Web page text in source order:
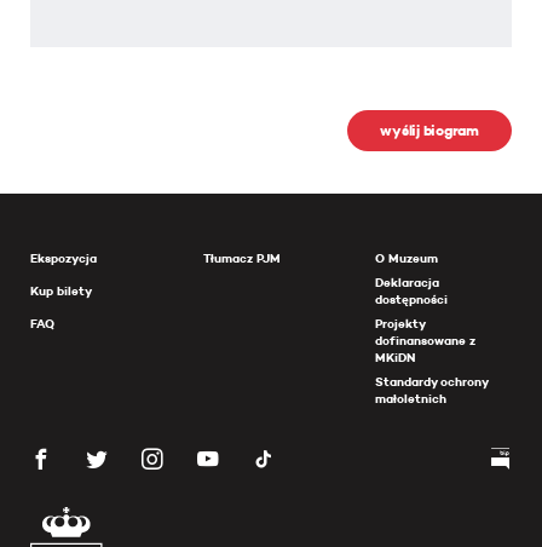
wyślij biogram
Ekspozycja
Kup bilety
FAQ
Tłumacz PJM
O Muzeum
Deklaracja
dostępności
Projekty
dofinansowane z
MKiDN
Standardy ochrony
małoletnich